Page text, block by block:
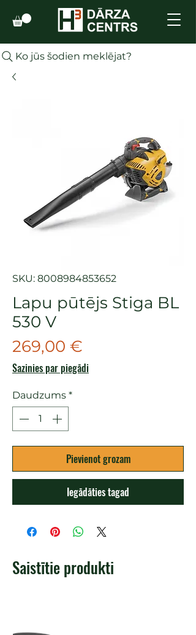
Ko jūs šodien meklējat?
SKU: 8008984853652
Lapu pūtējs Stiga BL
530 V
269,00 €
Sazinies par piegādi
Daudzums *
Pievienot grozam
Iegādāties tagad
Saistītie produkti